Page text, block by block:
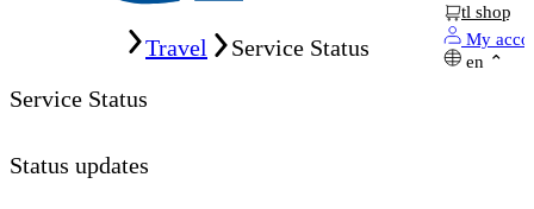
tl shop
My
en
Travel
Service Status
Service Status
Status updates